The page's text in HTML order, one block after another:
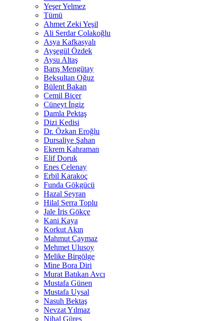
Yeşer Yelmez
Tümü
Ahmet Zeki Yeşil
Ali Serdar Çolakoğlu
Asya Kafkasyalı
Ayşegül Özdek
Aysu Altaş
Barış Mengütay
Beksultan Oğuz
Bülent Bakan
Cemil Biçer
Cüneyt İngiz
Damla Pektaş
Dizi Kedisi
Dr. Özkan Eroğlu
Dursaliye Şahan
Ekrem Kahraman
Elif Doruk
Enes Çelenay
Erbil Karakoç
Funda Gökgücü
Hazal Seyran
Hilal Serra Toplu
Jale İris Gökçe
Kani Kaya
Korkut Akın
Mahmut Çaymaz
Mehmet Ulusoy
Melike Birgölge
Mine Bora Diri
Murat Batıkan Avcı
Mustafa Günen
Mustafa Uysal
Nasuh Bektaş
Nevzat Yılmaz
Nihal Güres